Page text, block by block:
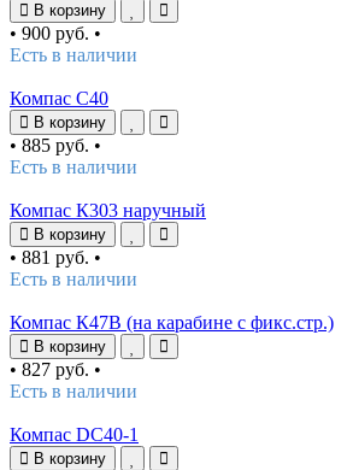
В корзину
• 900 руб. •
Есть в наличии
Компас C40
В корзину
• 885 руб. •
Есть в наличии
Компас К303 наручный
В корзину
• 881 руб. •
Есть в наличии
Компас К47В (на карабине с фикс.стр.)
В корзину
• 827 руб. •
Есть в наличии
Компас DC40-1
В корзину